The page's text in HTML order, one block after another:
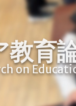
教育
on